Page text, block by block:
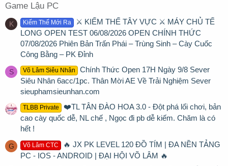
Game Lậu PC
K Kiếm Thế Mới Ra
⚔️ KIẾM THẾ TÂY VỰC ⚔️ MÁY CHỦ TẾ
LONG OPEN TEST 06/08/2026 OPEN CHÍNH THỨC
07/08/2026 Phiên Bản Trấn Phái – Trùng Sinh – Cày Cuốc
Công Bằng – PK Đỉnh
S Võ Lâm Siêu Nhân
Chính Thức Open 17H Ngày 9/8 Sever
Siêu Nhân 6acc/1pc. Thân Mời AE Về Trải Nghiệm Sever
sieuphamsieunhan.com
TLBB Private
❤️TL TÂN ĐÀO HOA 3.0 - Đột phá lối chơi, bản
cao cày quốc dễ, NL chế , Ngọc đi pb dễ kiếm. Chăm là có
hết !
G Võ Lâm CTC
🔥 JX PK LEVEL 120 ĐỒ TÍM | ĐA NỀN TẢNG
PC - IOS - ANDROID | ĐẠI HỘI VÕ LÂM 🔥